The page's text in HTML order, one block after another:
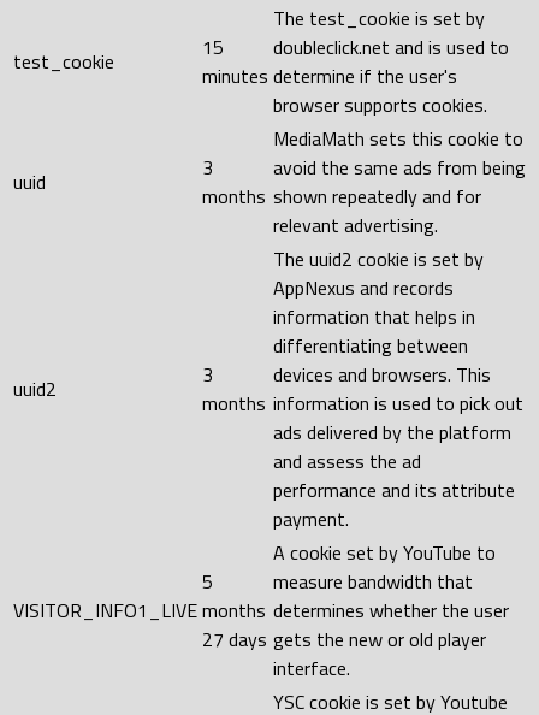
test_cookie
15
minutes
The test_cookie is set by
doubleclick.net and is used to
determine if the user's
browser supports cookies.
uuid
3
months
MediaMath sets this cookie to
avoid the same ads from being
shown repeatedly and for
relevant advertising.
uuid2
3
months
The uuid2 cookie is set by
AppNexus and records
information that helps in
differentiating between
devices and browsers. This
information is used to pick out
ads delivered by the platform
and assess the ad
performance and its attribute
payment.
VISITOR_INFO1_LIVE
5
months
27 days
A cookie set by YouTube to
measure bandwidth that
determines whether the user
gets the new or old player
interface.
YSC cookie is set by Youtube